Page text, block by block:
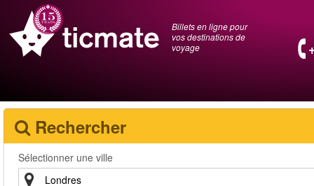
Billets en ligne pour
vos destinations de
voyage
Rechercher
Sélectionner une ville